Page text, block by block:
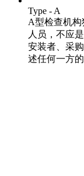
Type - A
A型检查机
人员，不应
安装者、采
述任何一方